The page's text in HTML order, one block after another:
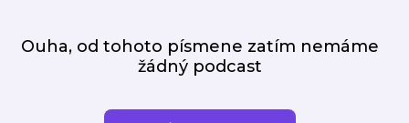
Ouha, od tohoto písmene zatím nemáme
žádný podcast